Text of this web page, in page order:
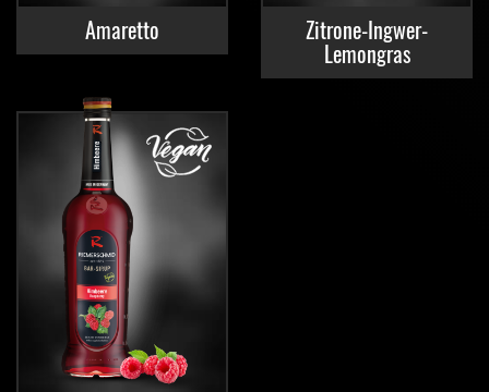
Amaretto Zitrone-Ingwer-
Lemongras